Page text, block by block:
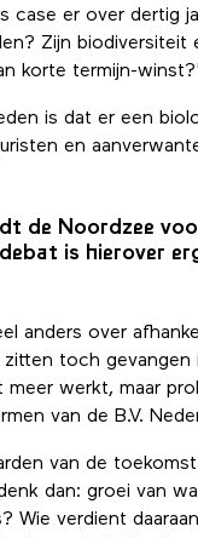
case er over dertig
Zijn
korte termijn-
is dat er een
en
de Noordzee
is hierover
anders over
toch gevangen
werkt, maar
van de B.V.
van de
dan: groei van
Wie verdient